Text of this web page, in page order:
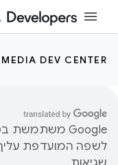
DEV CENTER
לשפה המועדפת